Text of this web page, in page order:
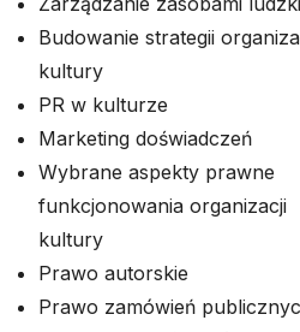
Budowanie strategii
kultury
PR w kulturze
Marketing doświadczeń
Wybrane aspekty prawne
funkcjonowania organizacji
kultury
Prawo autorskie
Prawo zamówień